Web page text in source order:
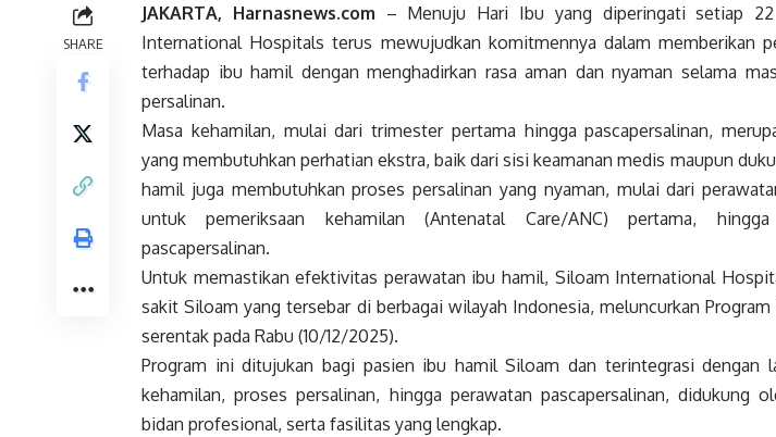
SHARE
JAKARTA, Harnasnews.com – Menuju Hari Ibu yang diperingati setiap 22
International Hospitals terus mewujudkan komitmennya dalam memberikan
terhadap ibu hamil dengan menghadirkan rasa aman dan nyaman selama
persalinan.
Masa kehamilan, mulai dari trimester pertama hingga pascapersalinan,
yang membutuhkan perhatian ekstra, baik dari sisi keamanan medis maupun
hamil juga membutuhkan proses persalinan yang nyaman, mulai dari
untuk pemeriksaan kehamilan (Antenatal Care/ANC) pertama,
pascapersalinan.
Untuk memastikan efektivitas perawatan ibu hamil, Siloam International
sakit Siloam yang tersebar di berbagai wilayah Indonesia, meluncurkan Program
serentak pada Rabu (10/12/2025).
Program ini ditujukan bagi pasien ibu hamil Siloam dan terintegrasi dengan
kehamilan, proses persalinan, hingga perawatan pascapersalinan, didukung
bidan profesional, serta fasilitas yang lengkap.